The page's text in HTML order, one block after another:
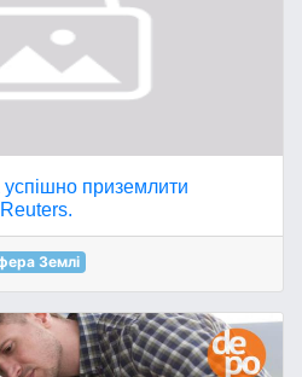
приземлити
Землі